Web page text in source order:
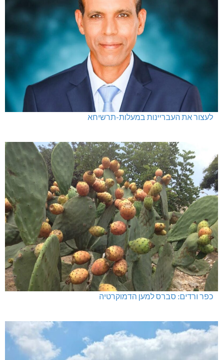
לעצור את העבריינות במעלות-תרשיחא
כפר ורדים: סברס למען הדמוקרטיה